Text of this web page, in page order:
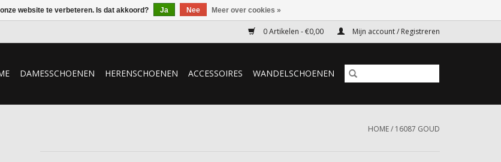
0 Artikelen - €0,00 Mijn account / Registreren
DAMESSCHOENEN HERENSCHOENEN ACCESSOIRES WANDELSCHOENEN
HOME/ 16087 GOUD
website te verbeteren. Is dat akkoord? Ja Nee Meer over cookies »